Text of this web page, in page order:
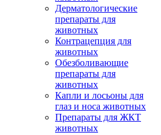
Дерматологические
препараты для
животных
Контрацепция для
животных
Обезболивающие
препараты для
животных
Капли и лосьоны для
глаз и носа животных
Препараты для ЖКТ
животных